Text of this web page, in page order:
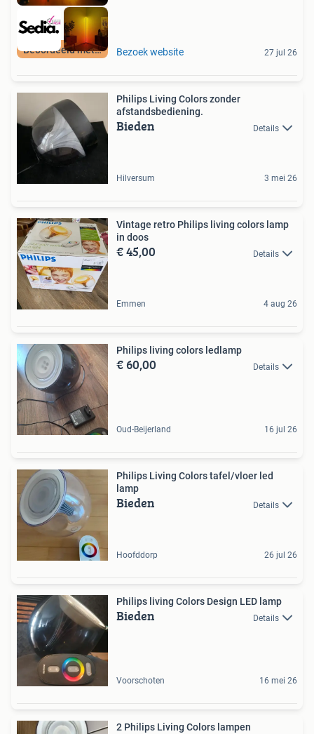
Beoordeeld met 9+ Bezoek website 27 jul 26
Philips Living Colors zonder
afstandsbediening.
Bieden Details
Hilversum 3 mei 26
Vintage retro Philips living colors lamp
in doos
€ 45,00 Details
Emmen 4 aug 26
Philips living colors ledlamp
€ 60,00 Details
Oud-Beijerland 16 jul 26
Philips Living Colors tafel/vloer led
lamp
Bieden Details
Hoofddorp 26 jul 26
Philips living Colors Design LED lamp
Bieden Details
Voorschoten 16 mei 26
2 Philips Living Colors lampen